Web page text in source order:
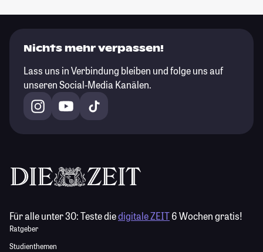
Nichts mehr verpassen!
Lass uns in Verbindung bleiben und folge uns auf
unseren Social-Media Kanälen.
Für alle unter 30:Teste diedigitale ZEIT6 Wochen gratis!
Ratgeber
Studienthemen